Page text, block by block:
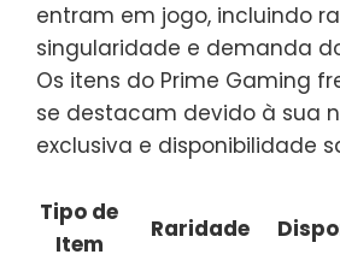
entram em jogo, incluindo
singularidade e demanda
Os itens do Prime Gaming
se destacam devido à sua
exclusiva e disponibilidade
Tipo de
Item
Raridade